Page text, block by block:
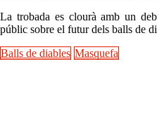
La trobada es clourà amb un
públic sobre el futur dels balls de
Balls de diables Masquefa